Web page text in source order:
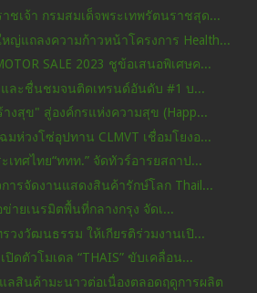
ชเจ้า กรมสมเด็จพระเทพรัตนราชสุด...
ญ่แถลงความก้าวหน้าโครงการ Health...
SALE 2023 ชูข้อเสนอพิเศษค...
และชื่นชมจนติดเทรนด์อันดับ #1 บ...
งสุข" สู่องค์กรแห่งความสุข (Happ...
ห่วงโซ่อุปทาน CLMVT เชื่อมโยงอ...
เทศไทย“ททท.” จัดทัวร์อารยสถาป...
ารจัดงานแสดงสินค้ารักษ์โลก Thail...
ายเนรมิตพื้นที่กลางกรุง จัดเ...
วงวัฒนธรรม ให้เกียรติร่วมงานเปิ...
ปิดตัวโมเดล “THAIS” ขับเคลื่อน...
ลสินค้ามะนาวต่อเนื่องตลอดฤดูการผลิต